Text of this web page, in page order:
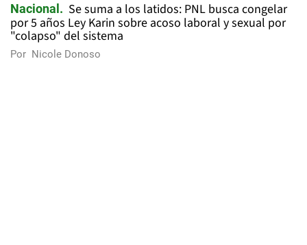
Nacional
Se suma a los latidos: PNL busca congelar
por 5 años Ley Karin sobre acoso laboral y sexual por
"colapso" del sistema
Por Nicole Donoso